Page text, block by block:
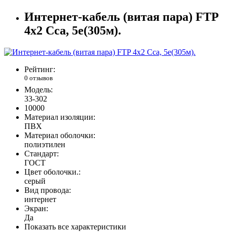
Интернет-кабель (витая пара) FTP
4х2 Сса, 5е(305м).
Рейтинг:
0 отзывов
Модель:
33-302
10000
Материал изоляции:
ПВХ
Материал оболочки:
полиэтилен
Стандарт:
ГОСТ
Цвет оболочки.:
серый
Вид провода:
интернет
Экран:
Да
Показать все характеристики